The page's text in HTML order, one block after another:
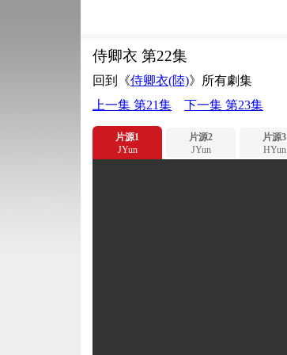
侍卿衣 第22集
回到《侍卿衣(陸)》所有劇集
上一集 第21集
下一集 第23集
片源1
JYun
片源2
JYun
片源3
HYun